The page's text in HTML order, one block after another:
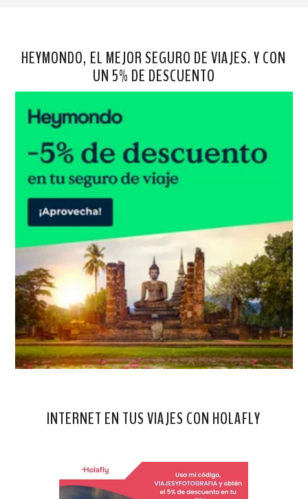
HEYMONDO, EL MEJOR SEGURO DE VIAJES. Y CON
UN 5% DE DESCUENTO
INTERNET EN TUS VIAJES CON HOLAFLY